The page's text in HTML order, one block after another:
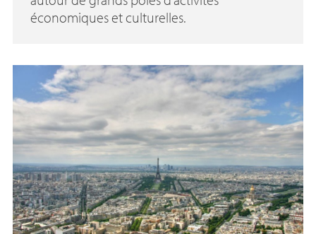
économiques et culturelles.